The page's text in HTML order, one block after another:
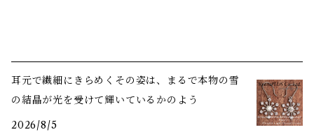
耳元で繊細にきらめくその姿は、まるで本物の雪
の結晶が光を受けて輝いているかのよう
2026/8/5